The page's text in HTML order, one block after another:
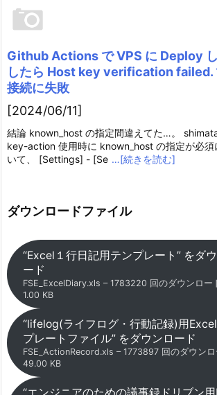
Github Actions で VPS に Deploy
したら Host key verification failed.
接続に失敗
[2024/06/11]
結論 known_host の指定間違えてた…。
key-action 使用時に known_host の指定が必須
いて、 [Settings] - [Se …[続きを読む]
ダウンロードファイル
“Excel１行日記用テンプレート” をダ
ード
FSE_ExcelDiary.xls – 1783220 回のダウンロー
1.00 KB
“lifelog(ライフログ・行動記録)用
プレートファイル” をダウンロード
FSE_ActionRecord.xls – 1773897 回のダウン
49.00 KB